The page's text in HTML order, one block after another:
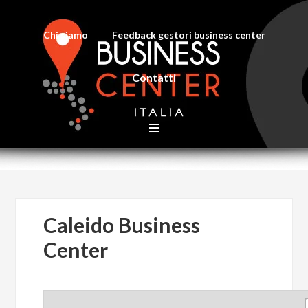
Chi siamo Feedback gestori business center
Contatti
Caleido Business
Center